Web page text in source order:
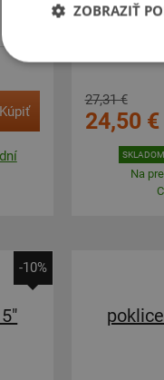
Kúpiť
27,31 €
24,50 €
SKLADOM
Na
-10%
ZOBRAZIŤ